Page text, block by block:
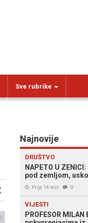
Sve rubrike
Najnovije
DRUŠTVO
NAPETO U
pod zemljom,
Prije 14 min 0
VIJESTI
PROFESOR